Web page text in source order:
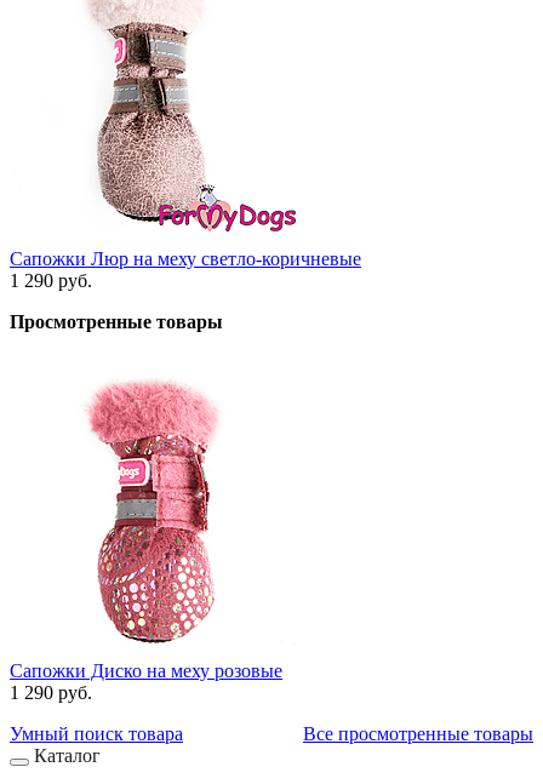
Сапожки Люр на меху светло-коричневые
1 290 руб.
Просмотренные товары
Сапожки Диско на меху розовые
1 290 руб.
Все просмотренные товары
Умный поиск товара
Каталог